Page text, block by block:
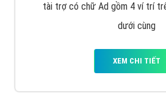
tài trợ có chữ Ad gồm 4 ví trí
dưới cùng
XEM CHI TIẾT